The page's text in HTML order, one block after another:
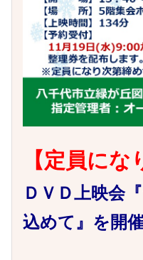
【定員にな
ＤＶＤ上映会
込めて』を開